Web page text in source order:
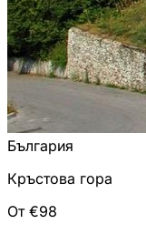
България
Кръстова гора
От €98